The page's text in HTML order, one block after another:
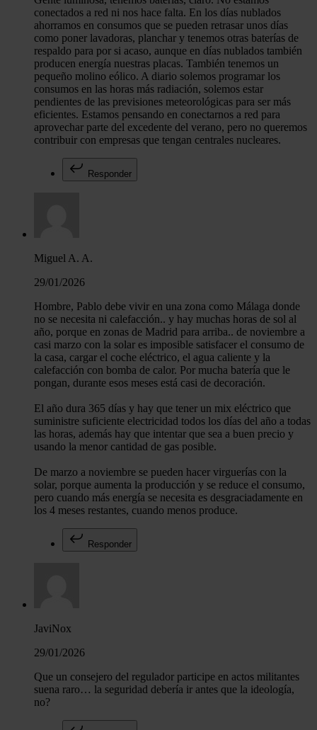
conectados a red ni nos hace falta. En los días nublados
ahorramos en consumos que se pueden retrasar unos días
como poner lavadoras, planchar y tenemos otras baterías de
respaldo para por si acaso, aunque en días nublados también
producen energía nuestras placas. También tenemos un
pequeño molino eólico. A diario solemos programar los
consumos en las horas más radiación, solemos estar
pendientes de las previsiones meteorológicas para ser más
eficientes. Estamos pensando en conectarnos a red para
aprovechar parte del excedente del verano, pero no queremos
contribuir con empresas que tengan centrales nucleares.
Responder
Miguel A. A.
29/01/2026
Hombre, Pablo debe vivir en una zona como Málaga donde
no se necesita ni calefacción.. y hay muchas horas de sol al
año, porque en zonas de Madrid para arriba.. de noviembre a
casi marzo con la solar es imposible satisfacer el consumo de
la casa, cargar el coche eléctrico, el agua caliente y la
calefacción con bomba de calor. Por mucha batería que le
pongan, durante esos meses está casi de decoración.
El año dura 365 días y hay que tener un mix eléctrico que
suministre suficiente electricidad todos los días del año a todas
las horas, además hay que intentar que sea a buen precio y
usando la menor cantidad de gas posible.
De marzo a noviembre se pueden hacer virguerías con la
solar, porque aumenta la producción y se reduce el consumo,
pero cuando más energía se necesita es desgraciadamente en
los 4 meses restantes, cuando menos produce.
Responder
JaviNox
29/01/2026
Que un consejero del regulador participe en actos militantes
suena raro… la seguridad debería ir antes que la ideología,
no?